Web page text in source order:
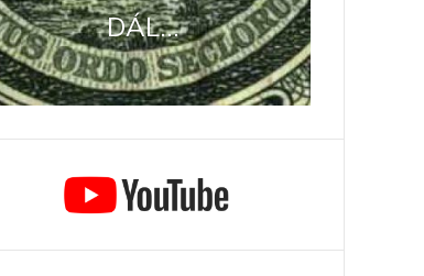
DÁL...